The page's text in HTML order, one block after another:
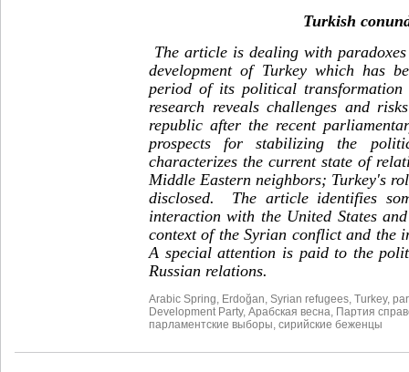
Turkish
The article is dealing with
development of Turkey which has
period of its political transformation
research reveals challenges and
republic after the recent
prospects for stabilizing the
characterizes the current state of
Middle Eastern neighbors; Turkey's
disclosed. The article identifies
interaction with the United States
context of the Syrian conflict and the
A special attention is paid to the
Russian relations.
Arabic Spring Erdoğan Syrian refugees Turkey,
Development Party, Арабская весна Партия
парламентские выборы сирийские беженцы